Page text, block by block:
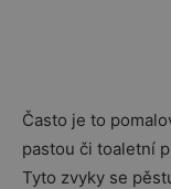
Často je to
pastou či toaletní
Tyto zvyky se